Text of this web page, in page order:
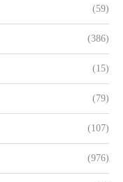
(59)
(386)
(15)
(79)
(107)
(976)